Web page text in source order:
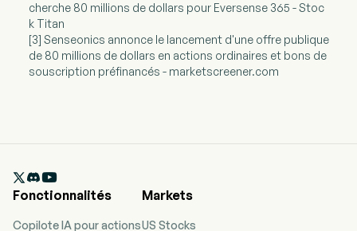
cherche 80 millions de dollars pour Eversense 365 - Stoc
k Titan
[3] Senseonics annonce le lancement d'une offre publique
de 80 millions de dollars en actions ordinaires et bons de
souscription préfinancés - marketscreener.com

Fonctionnalités
Copilote IA pour actions
Markets
US Stocks